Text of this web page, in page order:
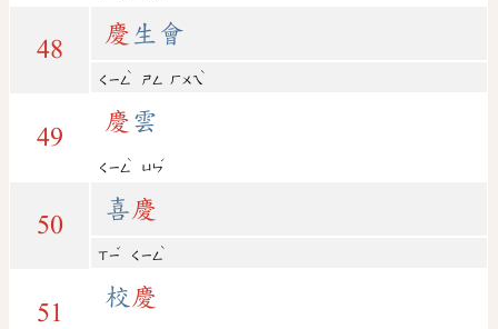
48
慶 生會
ㄑㄧㄥ
ˋ
ㄕㄥ ㄏㄨㄟ
ˋ
49
慶 雲
ㄑㄧㄥ
ˋ
ㄩㄣ
ˊ
50
喜慶
ㄒㄧ
ˇ
ㄑㄧㄥ
ˋ
51
校 慶